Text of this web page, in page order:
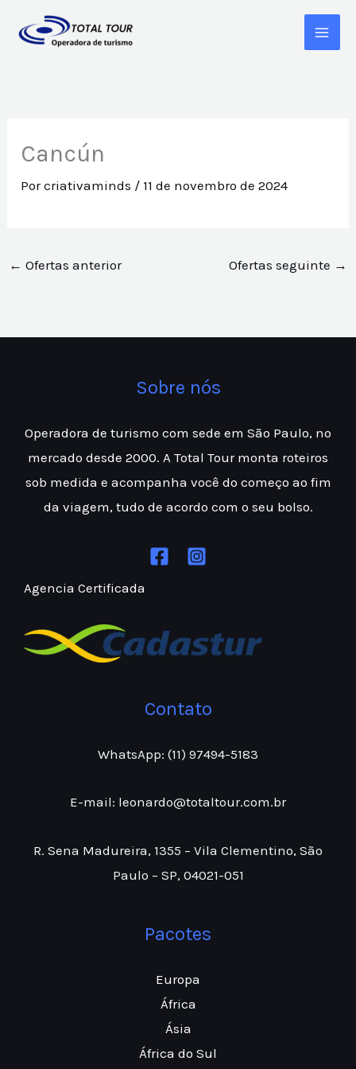
para
Cancún
Porcriativaminds / 11 de novembro de 2024
← Ofertas anterior Ofertas seguinte →
Sobre nós
Operadora de turismo com sede em São Paulo, no
mercado desde 2000. A Total Tour monta roteiros
sob medida e acompanha você do começo ao fim
da viagem, tudo de acordo com o seu bolso.
Agencia Certificada
Contato
WhatsApp: (11) 97494-5183
E-mail: leonardo@totaltour.com.br
R. Sena Madureira, 1355 – Vila Clementino, São
Paulo – SP, 04021-051
Pacotes
Europa
África
Ásia
África do Sul